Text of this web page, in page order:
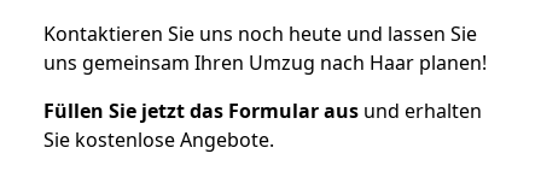
Kontaktieren Sie uns noch heute und lassen Sie
uns gemeinsam Ihren Umzug nach Haar planen!
Füllen Sie jetzt das Formular aus und erhalten
Sie kostenlose Angebote.